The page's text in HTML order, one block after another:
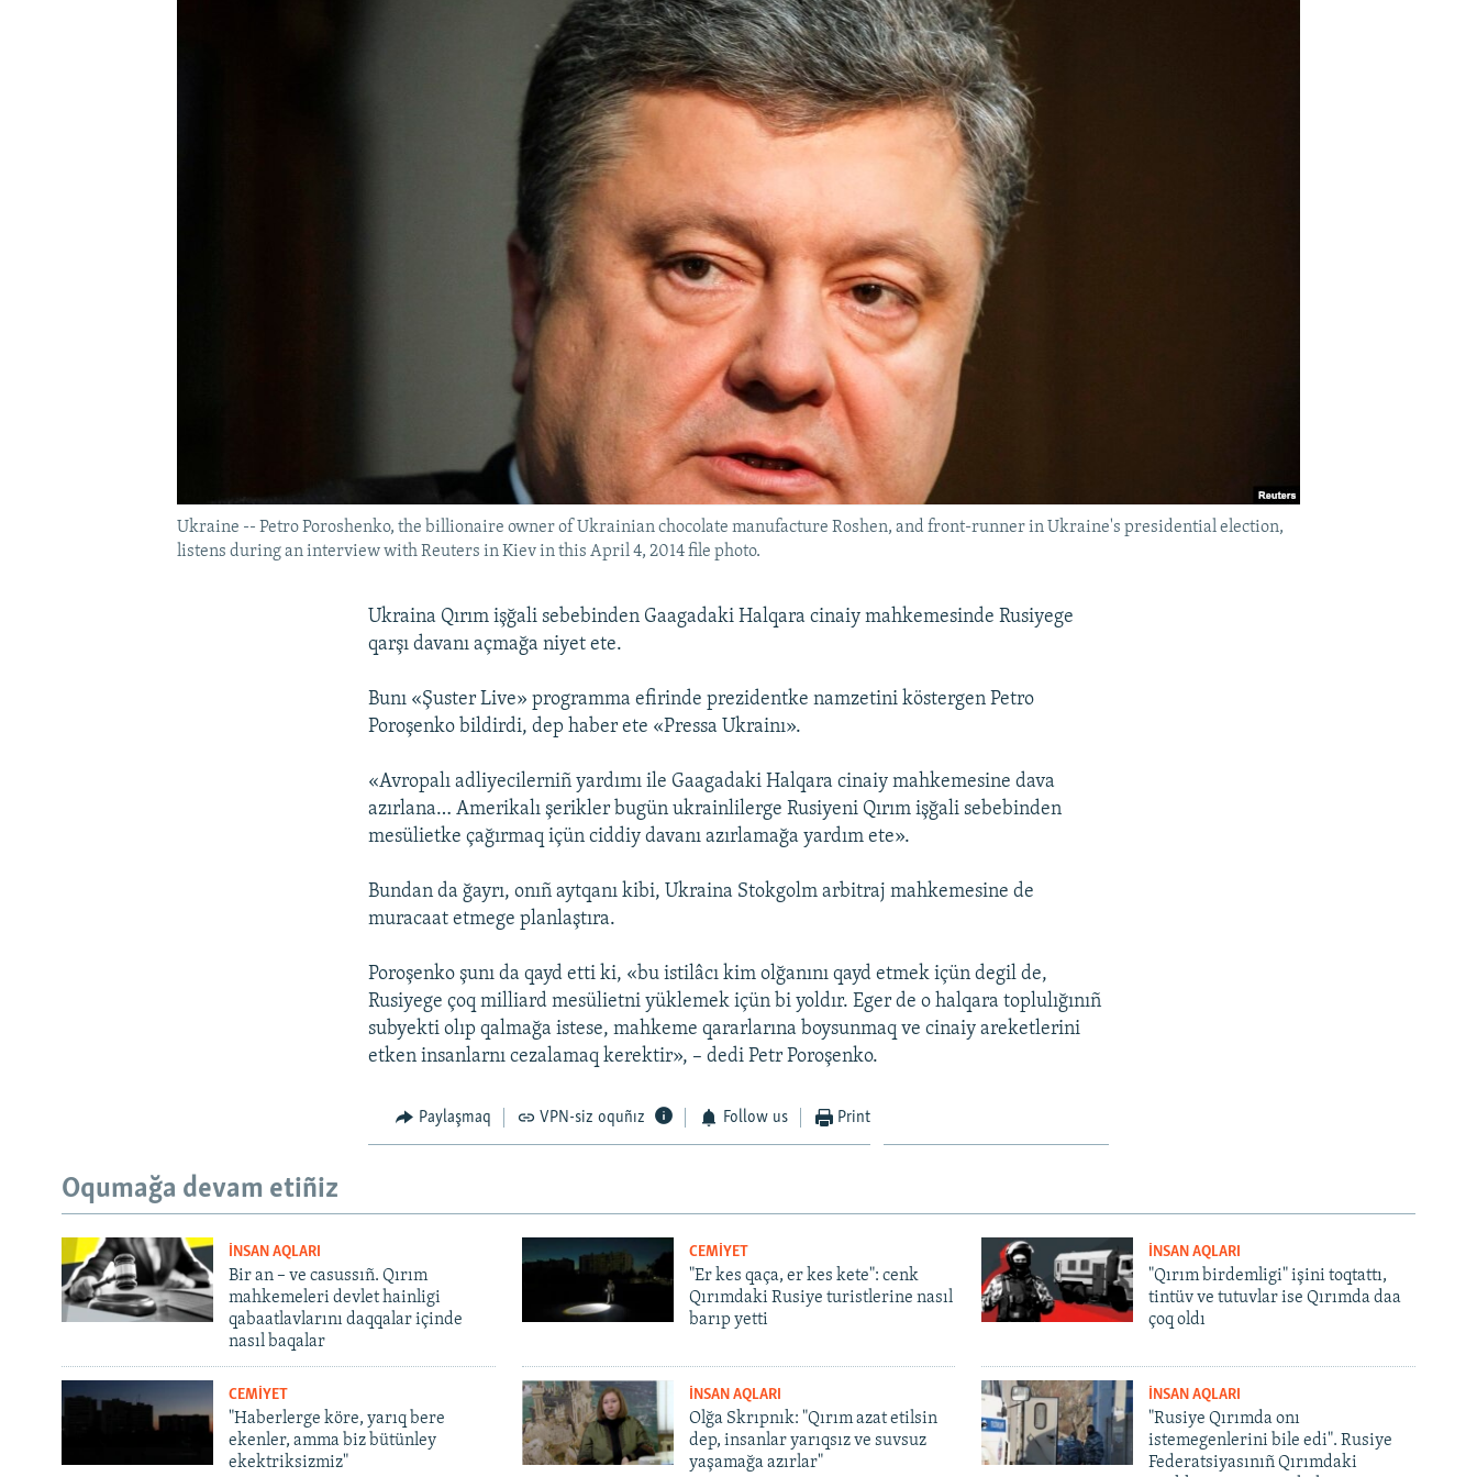
Ukraine -- Petro Poroshenko, the billionaire owner of Ukrainian chocolate manufacture Roshen, and front-runner in Ukraine's presidential election,
listens during an interview with Reuters in Kiev in this April 4, 2014 file photo.
Ukraina Qırım işğali sebebinden Gaagadaki Halqara cinaiy mahkemesinde Rusiyege
qarşı davanı açmağa niyet ete.
Bunı «Şuster Live» programma efirinde prezidentke namzetini köstergen Petro
Poroşenko bildirdi, dep haber ete «Pressa Ukrainı».
«Avropalı adliyecilerniñ yardımı ile Gaagadaki Halqara cinaiy mahkemesine dava
azırlana… Amerikalı şerikler bugün ukrainlilerge Rusiyeni Qırım işğali sebebinden
mesülietke çağırmaq içün ciddiy davanı azırlamağa yardım ete».
Bundan da ğayrı, onıñ aytqanı kibi, Ukraina Stokgolm arbitraj mahkemesine de
muracaat etmege planlaştıra.
Poroşenko şunı da qayd etti ki, «bu istilâcı kim olğanını qayd etmek içün degil de,
Rusiyege çoq milliard mesülietni yüklemek içün bi yoldır. Eger de o halqara toplulığınıñ
subyekti olıp qalmağa istese, mahkeme qararlarına boysunmaq ve cinaiy areketlerini
etken insanlarnı cezalamaq kerektir», – dedi Petr Poroşenko.
Paylaşmaq VPN-siz oquñız Follow us Print
Oqumağa devam etiñiz
İNSAN AQLARI
Bir an – ve casussıñ. Qırım
mahkemeleri devlet hainligi
qabaatlavlarını daqqalar içinde
nasıl baqalar
CEMİYET
"Er kes qaça, er kes kete": cenk
Qırımdaki Rusiye turistlerine nasıl
barıp yetti
İNSAN AQLARI
"Qırım birdemligi" işini toqtattı,
tintüv ve tutuvlar ise Qırımda daa
çoq oldı
CEMİYET
"Haberlerge köre, yarıq bere
ekenler, amma biz bütünley
ekektriksizmiz"
İNSAN AQLARI
Olğa Skrıpnık: "Qırım azat etilsin
dep, insanlar yarıqsız ve suvsuz
yaşamağa azırlar"
İNSAN AQLARI
"Rusiye Qırımda onı
istemegenlerini bile edi". Rusiye
Federatsiyasınıñ Qırımdaki